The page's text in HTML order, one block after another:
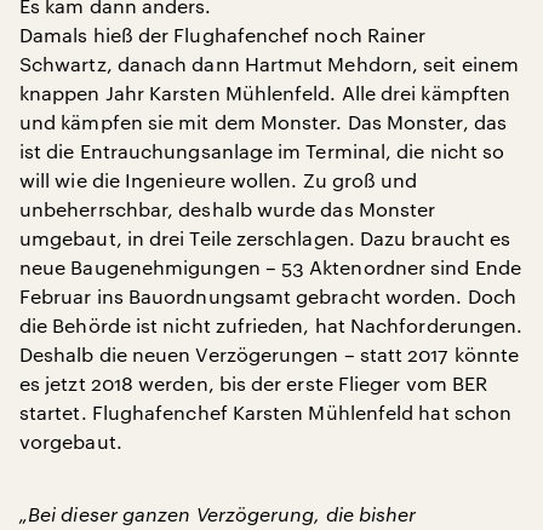
Es kam dann anders.
Damals hieß der Flughafenchef noch Rainer
Schwartz, danach dann Hartmut Mehdorn, seit einem
knappen Jahr Karsten Mühlenfeld. Alle drei kämpften
und kämpfen sie mit dem Monster. Das Monster, das
ist die Entrauchungsanlage im Terminal, die nicht so
will wie die Ingenieure wollen. Zu groß und
unbeherrschbar, deshalb wurde das Monster
umgebaut, in drei Teile zerschlagen. Dazu braucht es
neue Baugenehmigungen – 53 Aktenordner sind Ende
Februar ins Bauordnungsamt gebracht worden. Doch
die Behörde ist nicht zufrieden, hat Nachforderungen.
Deshalb die neuen Verzögerungen – statt 2017 könnte
es jetzt 2018 werden, bis der erste Flieger vom BER
startet. Flughafenchef Karsten Mühlenfeld hat schon
vorgebaut.
„Bei dieser ganzen Verzögerung, die bisher